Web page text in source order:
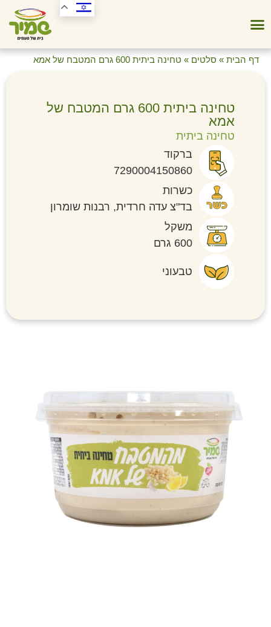
טחינה ביתית 600 גרם המטבח של
אמא
טחינה ביתית
ברקוד
7290004150860
כשרות
בד"צ עדה חרדית, רבנות שומרון
משקל
600 גרם
טבעוני
דף הבית » סלטים » טחינה ביתית 600 גרם המטבח של אמא